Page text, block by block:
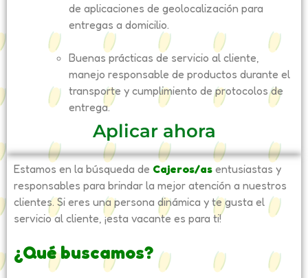
de aplicaciones de geolocalización para
entregas a domicilio.
Buenas prácticas de servicio al cliente,
manejo responsable de productos durante el
transporte y cumplimiento de protocolos de
entrega.
Aplicar ahora
Estamos en la búsqueda de Cajeros/as entusiastas y
responsables para brindar la mejor atención a nuestros
clientes. Si eres una persona dinámica y te gusta el
servicio al cliente, ¡esta vacante es para ti!
¿Qué buscamos?